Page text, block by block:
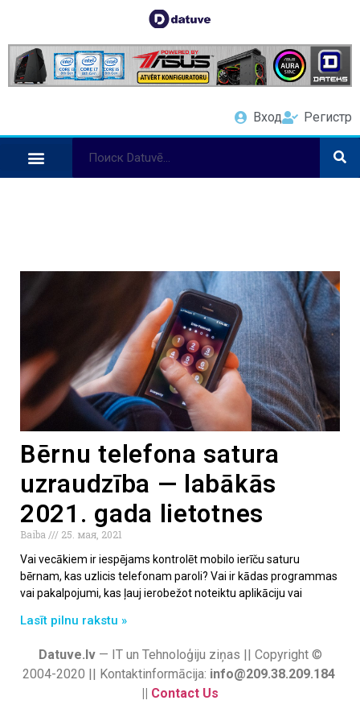
Вход Регистр
Bērnu telefona satura
uzraudzība — labākās
2021. gada lietotnes
Baiba
25. мая, 2021
Vai vecākiem ir iespējams kontrolēt mobilo ierīču saturu
bērnam, kas uzlicis telefonam paroli? Vai ir kādas programmas
vai pakalpojumi, kas ļauj ierobežot noteiktu aplikāciju vai
Lasīt pilnu rakstu »
Datuve.lv— IT un Tehnoloģiju ziņas || Copyright ©
2004-2020 || Kontaktinformācija: info@209.38.209.184
|| Contact Us